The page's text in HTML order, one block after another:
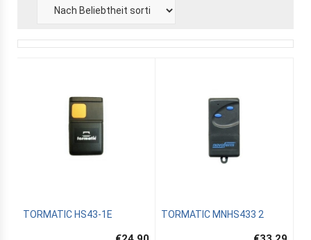
TORMATIC HS43-1E TORMATIC MNHS433 2